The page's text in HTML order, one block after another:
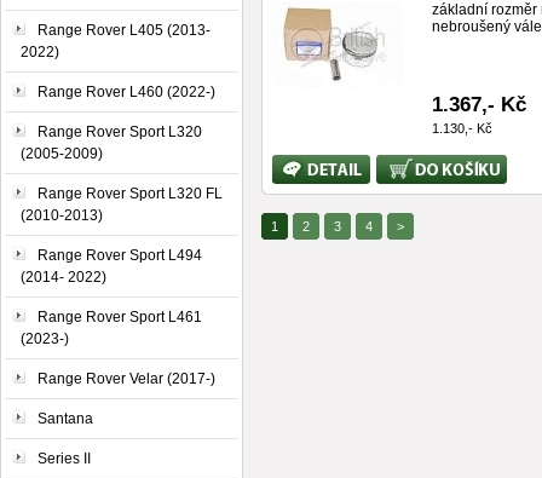
Range Rover L405 (2013-
2022)
Range Rover L460 (2022-)
Range Rover Sport L320
(2005-2009)
Range Rover Sport L320 FL
(2010-2013)
Range Rover Sport L494
(2014- 2022)
Range Rover Sport L461
(2023-)
Range Rover Velar (2017-)
Santana
Series II
základní rozměr
nebroušený
1.367,- Kč
1.130,- Kč
Bližší
informace
Koupit
1 2 3 4 >